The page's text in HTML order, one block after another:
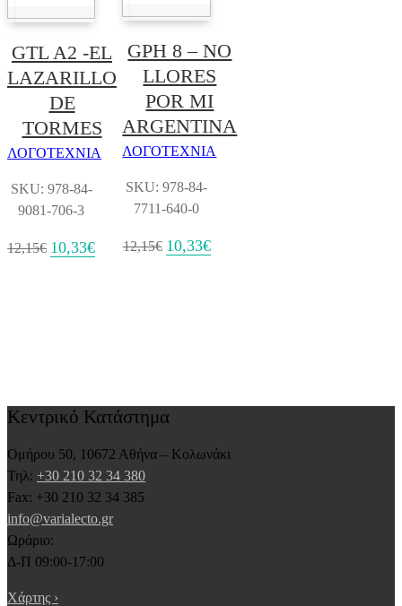
GTL A2 -EL
LAZARILLO
DE
TORMES
ΛΟΓΟΤΕΧΝΙΑ
SKU: 978-84-
9081-706-3
12,15€ Original
price
10,33€
GPH 8 – NO
LLORES
POR MI
ARGENTINA
ΛΟΓΟΤΕΧΝΙΑ
SKU: 978-84-
7711-640-0
12,15€ Original
price
10,33€Η
τρέχουσα
Κεντρικό Κατάστημα
Ομήρου 50, 10672 Αθήνα – Κολωνάκι
Τηλ: +30 210 32 34 380
Fax: +30 210 32 34 385
info@varialecto.gr
Ωράριο:
Δ-Π 09:00-17:00
Χάρτης ›